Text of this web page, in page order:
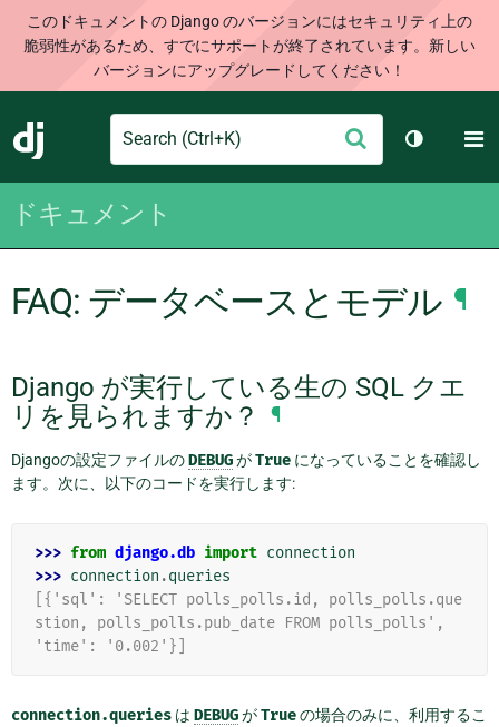
このドキュメントの Django のバージョンにはセキュリティ上の
脆弱性があるため、すでにサポートが終了されています。新しい
バージョンにアップグレードしてください！
Django
Search
信
テーマを
ドキュメント
FAQ: データベースとモデル ¶
Django が実行している生の SQL クエ
リを見られますか？
¶
Djangoの設定ファイルのDEBUGがTrue になっていることを確認し
ます。次に、以下のコードを実行します:
>>> from django.db import connection
>>> connection .queries
[{'sql': 'SELECT polls_polls.id, polls_polls.que
stion, polls_polls.pub_date FROM polls_polls',
'time': '0.002'}]
connection.queries は DEBUGがTrueの場合のみに、利用するこ